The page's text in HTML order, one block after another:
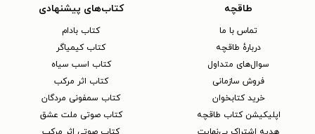
طاقچه
تماس با ما
دربارهٔ طاقچه
سوال‌های متداول
فروش سازمانی
خرید کتابخوان
اپلیکیشن کتاب طاقچه
کتاب‌های پیشنهادی
کتاب بادام
کتاب کیمیاگر
کتاب اسب سیاه
کتاب اثر مرکب
کتاب سمفونی مردگان
کتاب صوتی ملت عشق